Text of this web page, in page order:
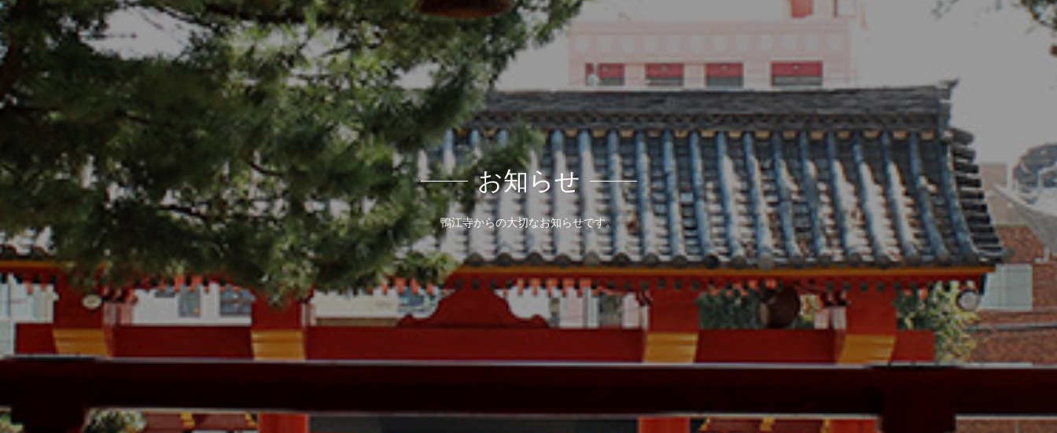
お知らせ
鴨江寺からの大切なお知らせです。